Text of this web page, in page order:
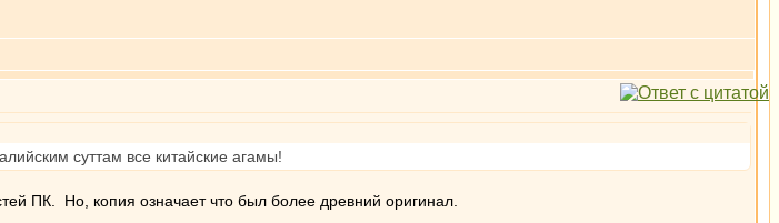
суттам все китайские агамы!
ПК. Но, копия означает что был более древний оригинал.